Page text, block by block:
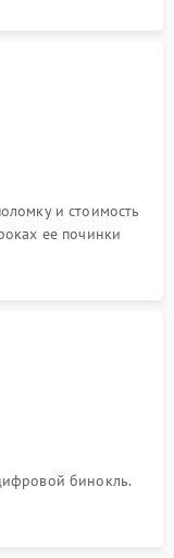
и стоимость
ее починки
бинокль.